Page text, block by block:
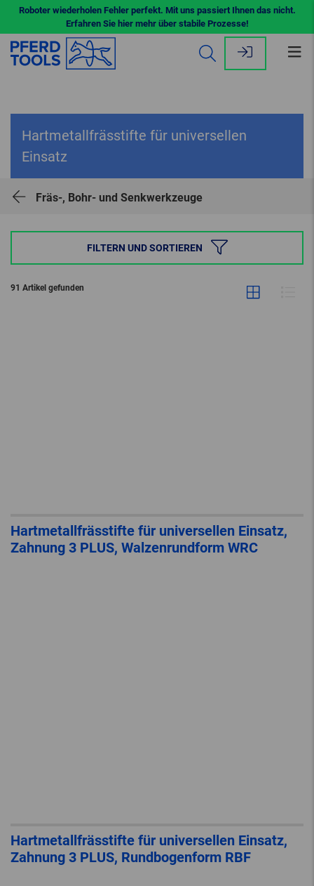
Roboter wiederholen Fehler perfekt. Mit uns passiert Ihnen das nicht.
Erfahren Sie hier mehr über stabile Prozesse!
Hartmetallfrässtifte für universellen
Einsatz
Fräs-, Bohr- und Senkwerkzeuge
FILTERN UND SORTIEREN
91 Artikel gefunden
Hartmetallfrässtifte für universellen Einsatz,
Zahnung 3 PLUS, Walzenrundform WRC
Hartmetallfrässtifte für universellen Einsatz,
Zahnung 3 PLUS, Rundbogenform RBF